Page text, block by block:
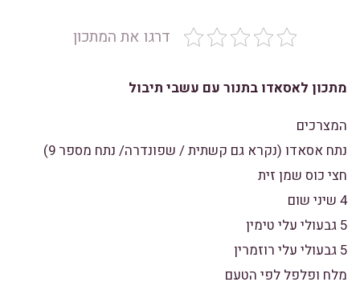
דרגו את המתכון
מתכון לאסאדו בתנור עם עשבי תיבול
המצרכים
נתח אסאדו (נקרא גם קשתית / שפונדרה/ נתח מספר 9)
חצי כוס שמן זית
4 שיני שום
5 גבעולי עלי טימין
5 גבעולי עלי רוזמרין
מלח ופלפל לפי הטעם